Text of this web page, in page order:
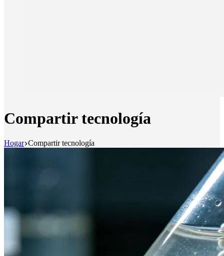
Compartir tecnología
Hogar Compartir tecnología